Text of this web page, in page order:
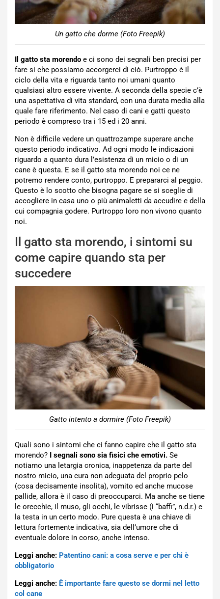
Un gatto che dorme (Foto Freepik)
Il gatto sta morendo e ci sono dei segnali ben precisi per
fare si che possiamo accorgerci di ciò. Purtroppo è il
ciclo della vita e riguarda tanto noi umani quanto
qualsiasi altro essere vivente. A seconda della specie c’è
una aspettativa di vita standard, con una durata media alla
quale fare riferimento. Nel caso di cani e gatti questo
periodo è compreso tra i 15 ed i 20 anni.
Non è difficile vedere un quattrozampe superare anche
questo periodo indicativo. Ad ogni modo le indicazioni
riguardo a quanto dura l’esistenza di un micio o di un
cane è questa. E se il gatto sta morendo noi ce ne
potremo rendere conto, purtroppo. E prepararci al peggio.
Questo è lo scotto che bisogna pagare se si sceglie di
accogliere in casa uno o più animaletti da accudire e della
cui compagnia godere. Purtroppo loro non vivono quanto
noi.
Il gatto sta morendo, i sintomi su
come capire quando sta per
succedere
Gatto intento a dormire (Foto Freepik)
Quali sono i sintomi che ci fanno capire che il gatto sta
morendo? I segnali sono sia fisici che emotivi. Se
notiamo una letargia cronica, inappetenza da parte del
nostro micio, una cura non adeguata del proprio pelo
(cosa decisamente insolita), vomito ed anche mucose
pallide, allora è il caso di preoccuparci. Ma anche se tiene
le orecchie, il muso, gli occhi, le vibrisse (i “baffi”, n.d.r.) e
la testa in un certo modo. Pure questa è una chiave di
lettura fortemente indicativa, sia dell’umore che di
eventuale dolore in corso, anche intenso.
Leggi anche: Patentino cani: a cosa serve e per chi è
obbligatorio
Leggi anche: È importante fare questo se dormi nel letto
col cane